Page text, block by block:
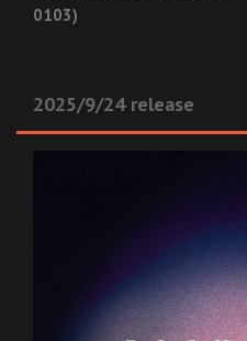
0103)
2025/9/24 release